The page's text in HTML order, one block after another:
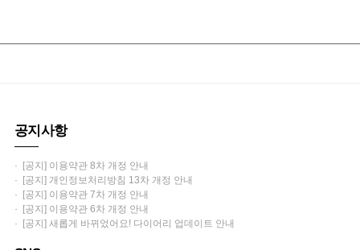
공지사항
· [공지] 이용약관 8차 개정 안내
· [공지] 개인정보처리방침 13차 개정 안내
· [공지] 이용약관 7차 개정 안내
· [공지] 이용약관 6차 개정 안내
· [공지] 새롭게 바뀌었어요! 다이어리 업데이트 안내